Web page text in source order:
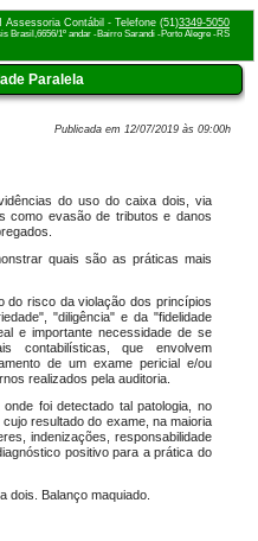
Assessoria Contábil - Telefone (51)3349-5050
Brasil,6656/1º andar -Bairro Sarandi -Porto Alegre -RS
Paralela
Publicada em 12/07/2019 às 09:00h
do uso do caixa dois, via
como evasão de tributos e danos
quais são as práticas mais
do risco da violação dos princípios
"diligência" e da "fidelidade
e importante necessidade de se
contabilísticas, que envolvem
de um exame pericial e/ou
realizados pela auditoria.
foi detectado tal patologia, no
resultado do exame, na maioria
indenizações, responsabilidade
positivo para a prática do
dois. Balanço maquiado.